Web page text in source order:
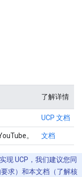
了解详情
UCP 文档
。 文档
现 UCP，我们建议您同
求）和本文档（了解核